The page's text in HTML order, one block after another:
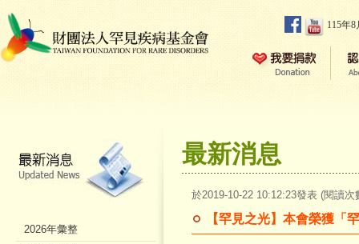
115年
最新消息
於2019-10-22 10:12:23發表 (閱讀次
【罕見之光】本會榮獲「
2026年彙整